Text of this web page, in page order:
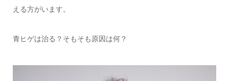
える方がいます。
青ヒゲは治る？そもそも原因は何？